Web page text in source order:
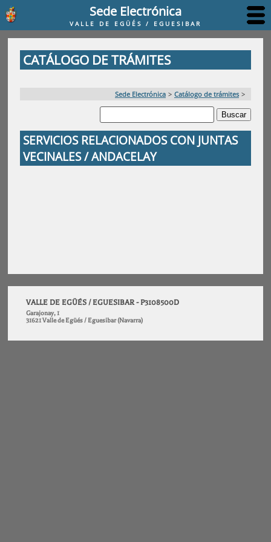
Sede Electrónica
VALLE DE EGÜÉS / EGUESIBAR
CATÁLOGO DE TRÁMITES
Sede Electrónica > Catálogo de trámites >
SERVICIOS RELACIONADOS CON JUNTAS
VECINALES / ANDACELAY
VALLE DE EGÜÉS / EGUESIBAR - P3108500D
Garajonay, 1
31621 Valle de Egüés / Eguesibar (Navarra)